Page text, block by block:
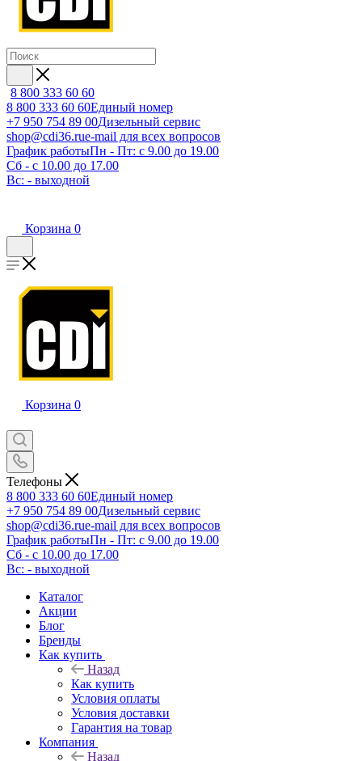
8 800 333 60 60
8 800 333 60 60Единый номер
+7 950 754 89 00Дизельный сервис
shop@cdi36.rue-mail для всех вопросов
График работыПн - Пт: с 9.00 до 19.00
Сб - с 10.00 до 17.00
Вс: - выходной
Корзина 0
Корзина 0
Телефоны
8 800 333 60 60Единый номер
+7 950 754 89 00Дизельный сервис
shop@cdi36.rue-mail для всех вопросов
График работыПн - Пт: с 9.00 до 19.00
Сб - с 10.00 до 17.00
Вс: - выходной
Каталог
Акции
Блог
Бренды
Как купить
Назад
Как купить
Условия оплаты
Условия доставки
Гарантия на товар
Компания
Назад